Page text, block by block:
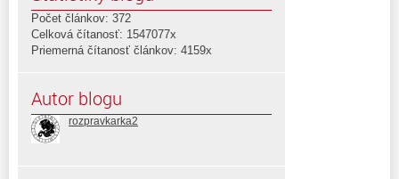
Počet článkov: 372
Celková čítanosť: 1547077x
Priemerná čítanosť článkov: 4159x
Autor blogu
rozpravkarka2